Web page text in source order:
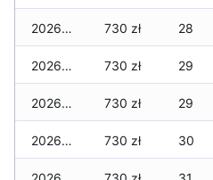
2026-01-06 730 zł 28
2026-01-05 730 zł 29
2026-01-04 730 zł 29
2026-01-03 730 zł 30